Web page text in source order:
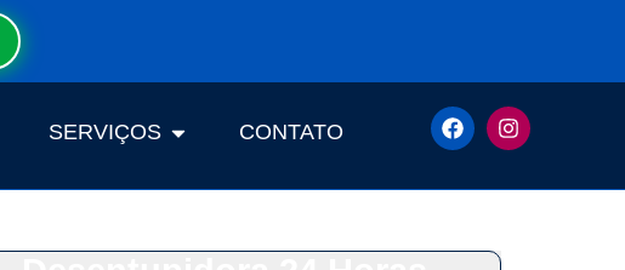
SERVIÇOS CONTATO